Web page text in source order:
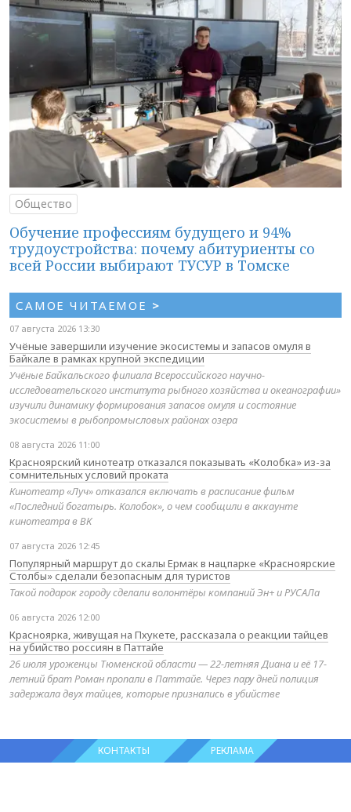
Общество
Обучение профессиям будущего и 94%
трудоустройства: почему абитуриенты со
всей России выбирают ТУСУР в Томске
САМОЕ ЧИТАЕМОЕ >
07 августа 2026 13:30
Учёные завершили изучение экосистемы и запасов омуля в
Байкале в рамках крупной экспедиции
Учёные Байкальского филиала Всероссийского научно-
исследовательского института рыбного хозяйства и океанографии»
изучили динамику формирования запасов омуля и состояние
экосистемы в рыбопромысловых районах озера
08 августа 2026 11:00
Красноярский кинотеатр отказался показывать «Колобка» из-за
сомнительных условий проката
Кинотеатр «Луч» отказался включать в расписание фильм
«Последний богатырь. Колобок», о чем сообщили в аккаунте
кинотеатра в ВК
07 августа 2026 12:45
Популярный маршрут до скалы Ермак в нацпарке «Красноярские
Столбы» сделали безопасным для туристов
Такой подарок городу сделали волонтёры компаний Эн+ и РУСАЛа
06 августа 2026 12:00
Красноярка, живущая на Пхукете, рассказала о реакции тайцев
на убийство россиян в Паттайе
26 июля уроженцы Тюменской области — 22-летняя Диана и её 17-
летний брат Роман пропали в Паттайе. Через пару дней полиция
задержала двух тайцев, которые признались в убийстве
КОНТАКТЫ РЕКЛАМА